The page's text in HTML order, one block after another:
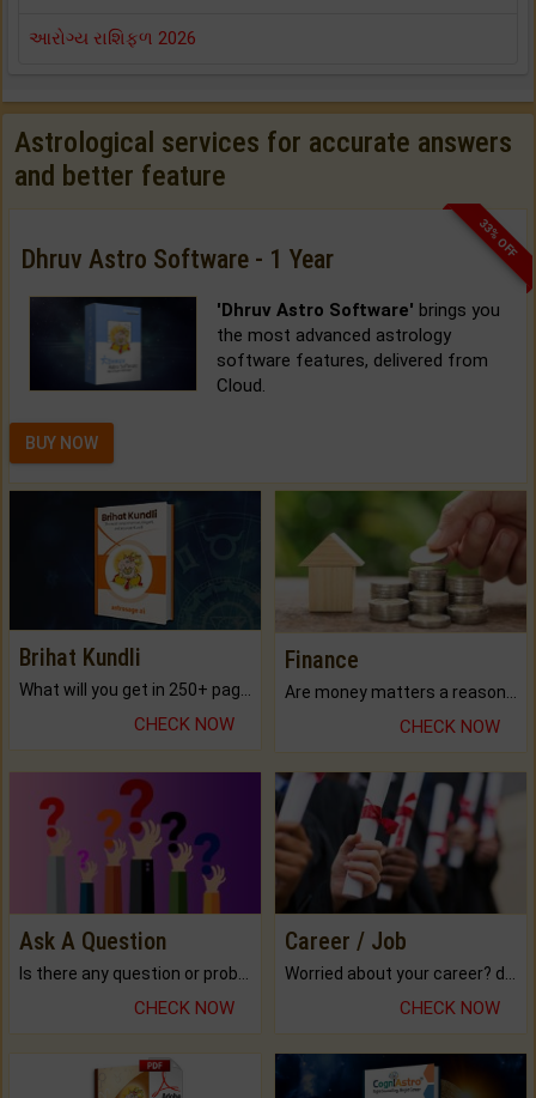
આરોગ્ય રાશિફળ 2026
Astrological services for accurate answers
and better feature
33% OFF
Dhruv Astro Software - 1 Year
'Dhruv Astro Software' brings you
the most advanced astrology
software features, delivered from
Cloud.
BUY NOW
Brihat Kundli
CHECK NOW
Finance
CHECK NOW
Ask A Question
CHECK NOW
Career / Job
CHECK NOW